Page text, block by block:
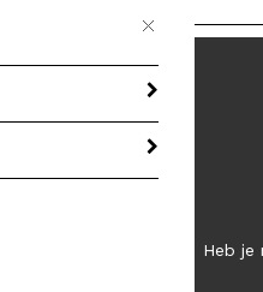
Heb je